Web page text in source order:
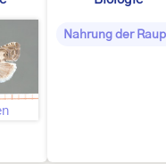
Nahrung der